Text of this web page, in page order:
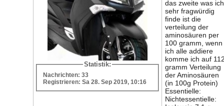
Statistik:
Nachrichten: 33
Registrieren: Sa 28. Sep 2019, 10:16
das zweite was ich
sehr fragwürdig
finde ist die
verteilung der
aminosäuren per
100 gramm, wenn
ich alle addiere
komme ich auf
gramm Verteilung
der Aminosäuren
(in 100g Protein)
Essentielle:
Nichtessentielle: